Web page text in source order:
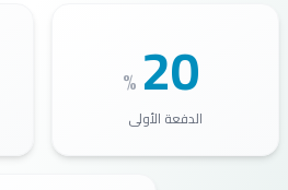
20
%
الدفعة الأولى